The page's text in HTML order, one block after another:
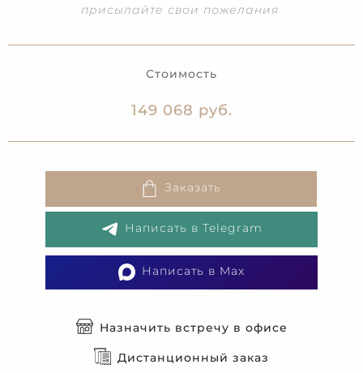
присылайте свои пожелания
Стоимость
149 068 руб.
Заказать
Написать в Telegram
Написать в Max
Назначить встречу в офисе
Дистанционный заказ